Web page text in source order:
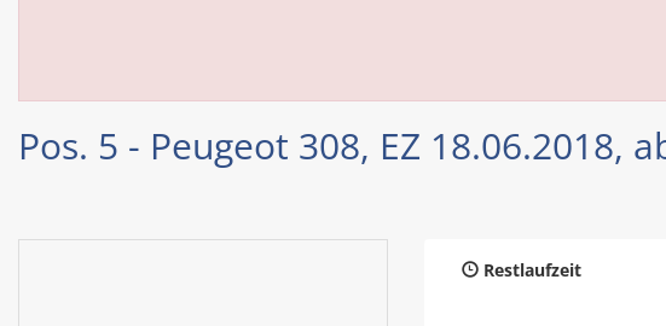
Pos. 5 - Peugeot 308, EZ 18.06.2018,
Restlaufzeit